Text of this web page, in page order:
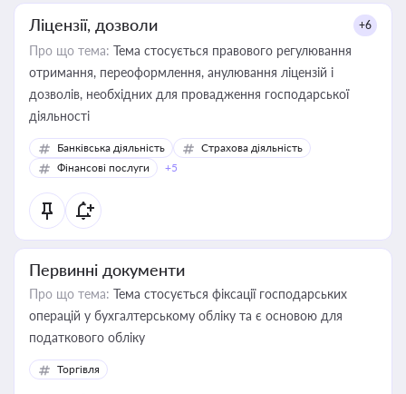
Ліцензії, дозволи +6
Про що тема: Тема стосується правового регулювання
отримання, переоформлення, анулювання ліцензій і
дозволів, необхідних для провадження господарської
діяльності
Банківська діяльність
Страхова діяльність
Фінансові послуги
+5
Первинні документи
Про що тема: Тема стосується фіксації господарських
операцій у бухгалтерському обліку та є основою для
податкового обліку
Торгівля